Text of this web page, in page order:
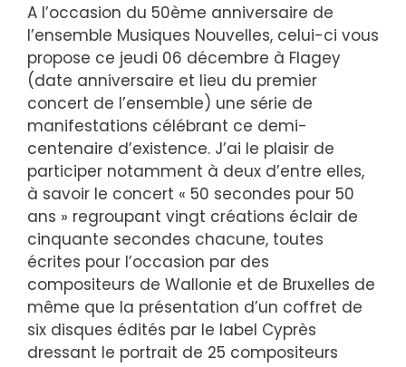
A l’occasion du 50ème anniversaire de
l’ensemble Musiques Nouvelles, celui-ci vous
propose ce jeudi 06 décembre à Flagey
(date anniversaire et lieu du premier
concert de l’ensemble) une série de
manifestations célébrant ce demi-
centenaire d’existence. J’ai le plaisir de
participer notamment à deux d’entre elles,
à savoir le concert « 50 secondes pour 50
ans » regroupant vingt créations éclair de
cinquante secondes chacune, toutes
écrites pour l’occasion par des
compositeurs de Wallonie et de Bruxelles de
même que la présentation d’un coffret de
six disques édités par le label Cyprès
dressant le portrait de 25 compositeurs